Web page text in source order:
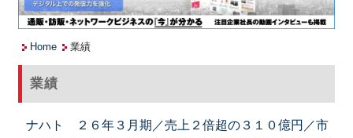
Home 業績
業績
ナハト ２６年３月期／売上２倍超の３１０億円／市